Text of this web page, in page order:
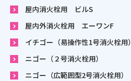
屋内消火栓用 ビルS
屋内外消火栓用 エーワンF
イチゴー（易操作性1号消火栓用）
ニゴー（２号消火栓用）
ニゴー（広範囲型2号消火栓用）